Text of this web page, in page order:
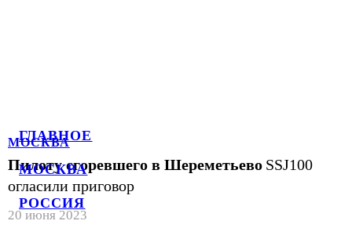
ГЛАВНОЕ
МОСКВА
РОССИЯ
МОСКВА
Пилоту сгоревшего в Шереметьево SSJ100
огласили приговор
20 июня 2023